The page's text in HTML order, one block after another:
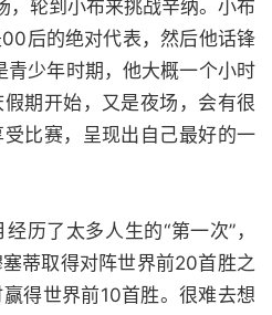
，轮到小布来挑战辛纳。小布
后的绝对代表，然后他话锋
青少年时期，他大概一个小时
期开始，又是夜场，会有很
比赛，呈现出自己最好的一
历了太多人生的“第一次”，
蒂取得对阵世界前20首胜之
得世界前10首胜。很难去想